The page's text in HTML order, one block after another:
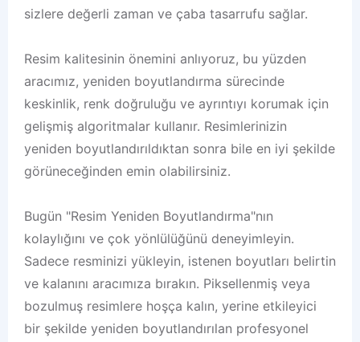
sizlere değerli zaman ve çaba tasarrufu sağlar.
Resim kalitesinin önemini anlıyoruz, bu yüzden
aracımız, yeniden boyutlandırma sürecinde
keskinlik, renk doğruluğu ve ayrıntıyı korumak için
gelişmiş algoritmalar kullanır. Resimlerinizin
yeniden boyutlandırıldıktan sonra bile en iyi şekilde
görüneceğinden emin olabilirsiniz.
Bugün "Resim Yeniden Boyutlandırma"nın
kolaylığını ve çok yönlülüğünü deneyimleyin.
Sadece resminizi yükleyin, istenen boyutları belirtin
ve kalanını aracımıza bırakın. Piksellenmiş veya
bozulmuş resimlere hoşça kalın, yerine etkileyici
bir şekilde yeniden boyutlandırılan profesyonel